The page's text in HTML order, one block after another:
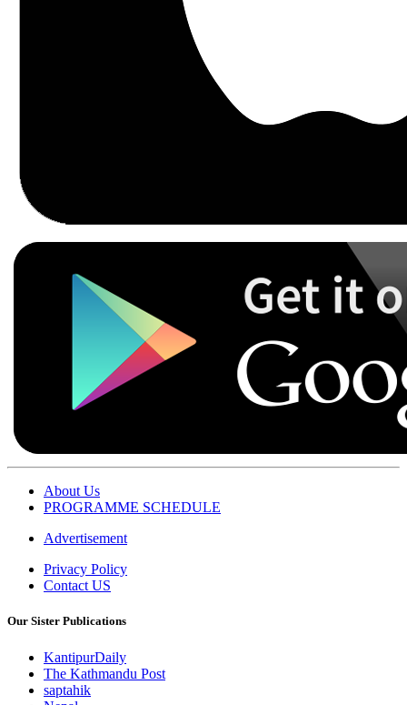
About Us
PROGRAMME SCHEDULE
Advertisement
Privacy Policy
Contact US
Our Sister Publications
KantipurDaily
The Kathmandu Post
saptahik